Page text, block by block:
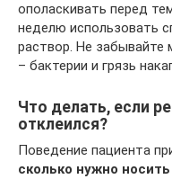
ополаскивать перед
неделю использовать
раствор. Не забывайте
– бактерии и грязь
Что делать, если
отклеился?
Поведение пациента
сколько нужно